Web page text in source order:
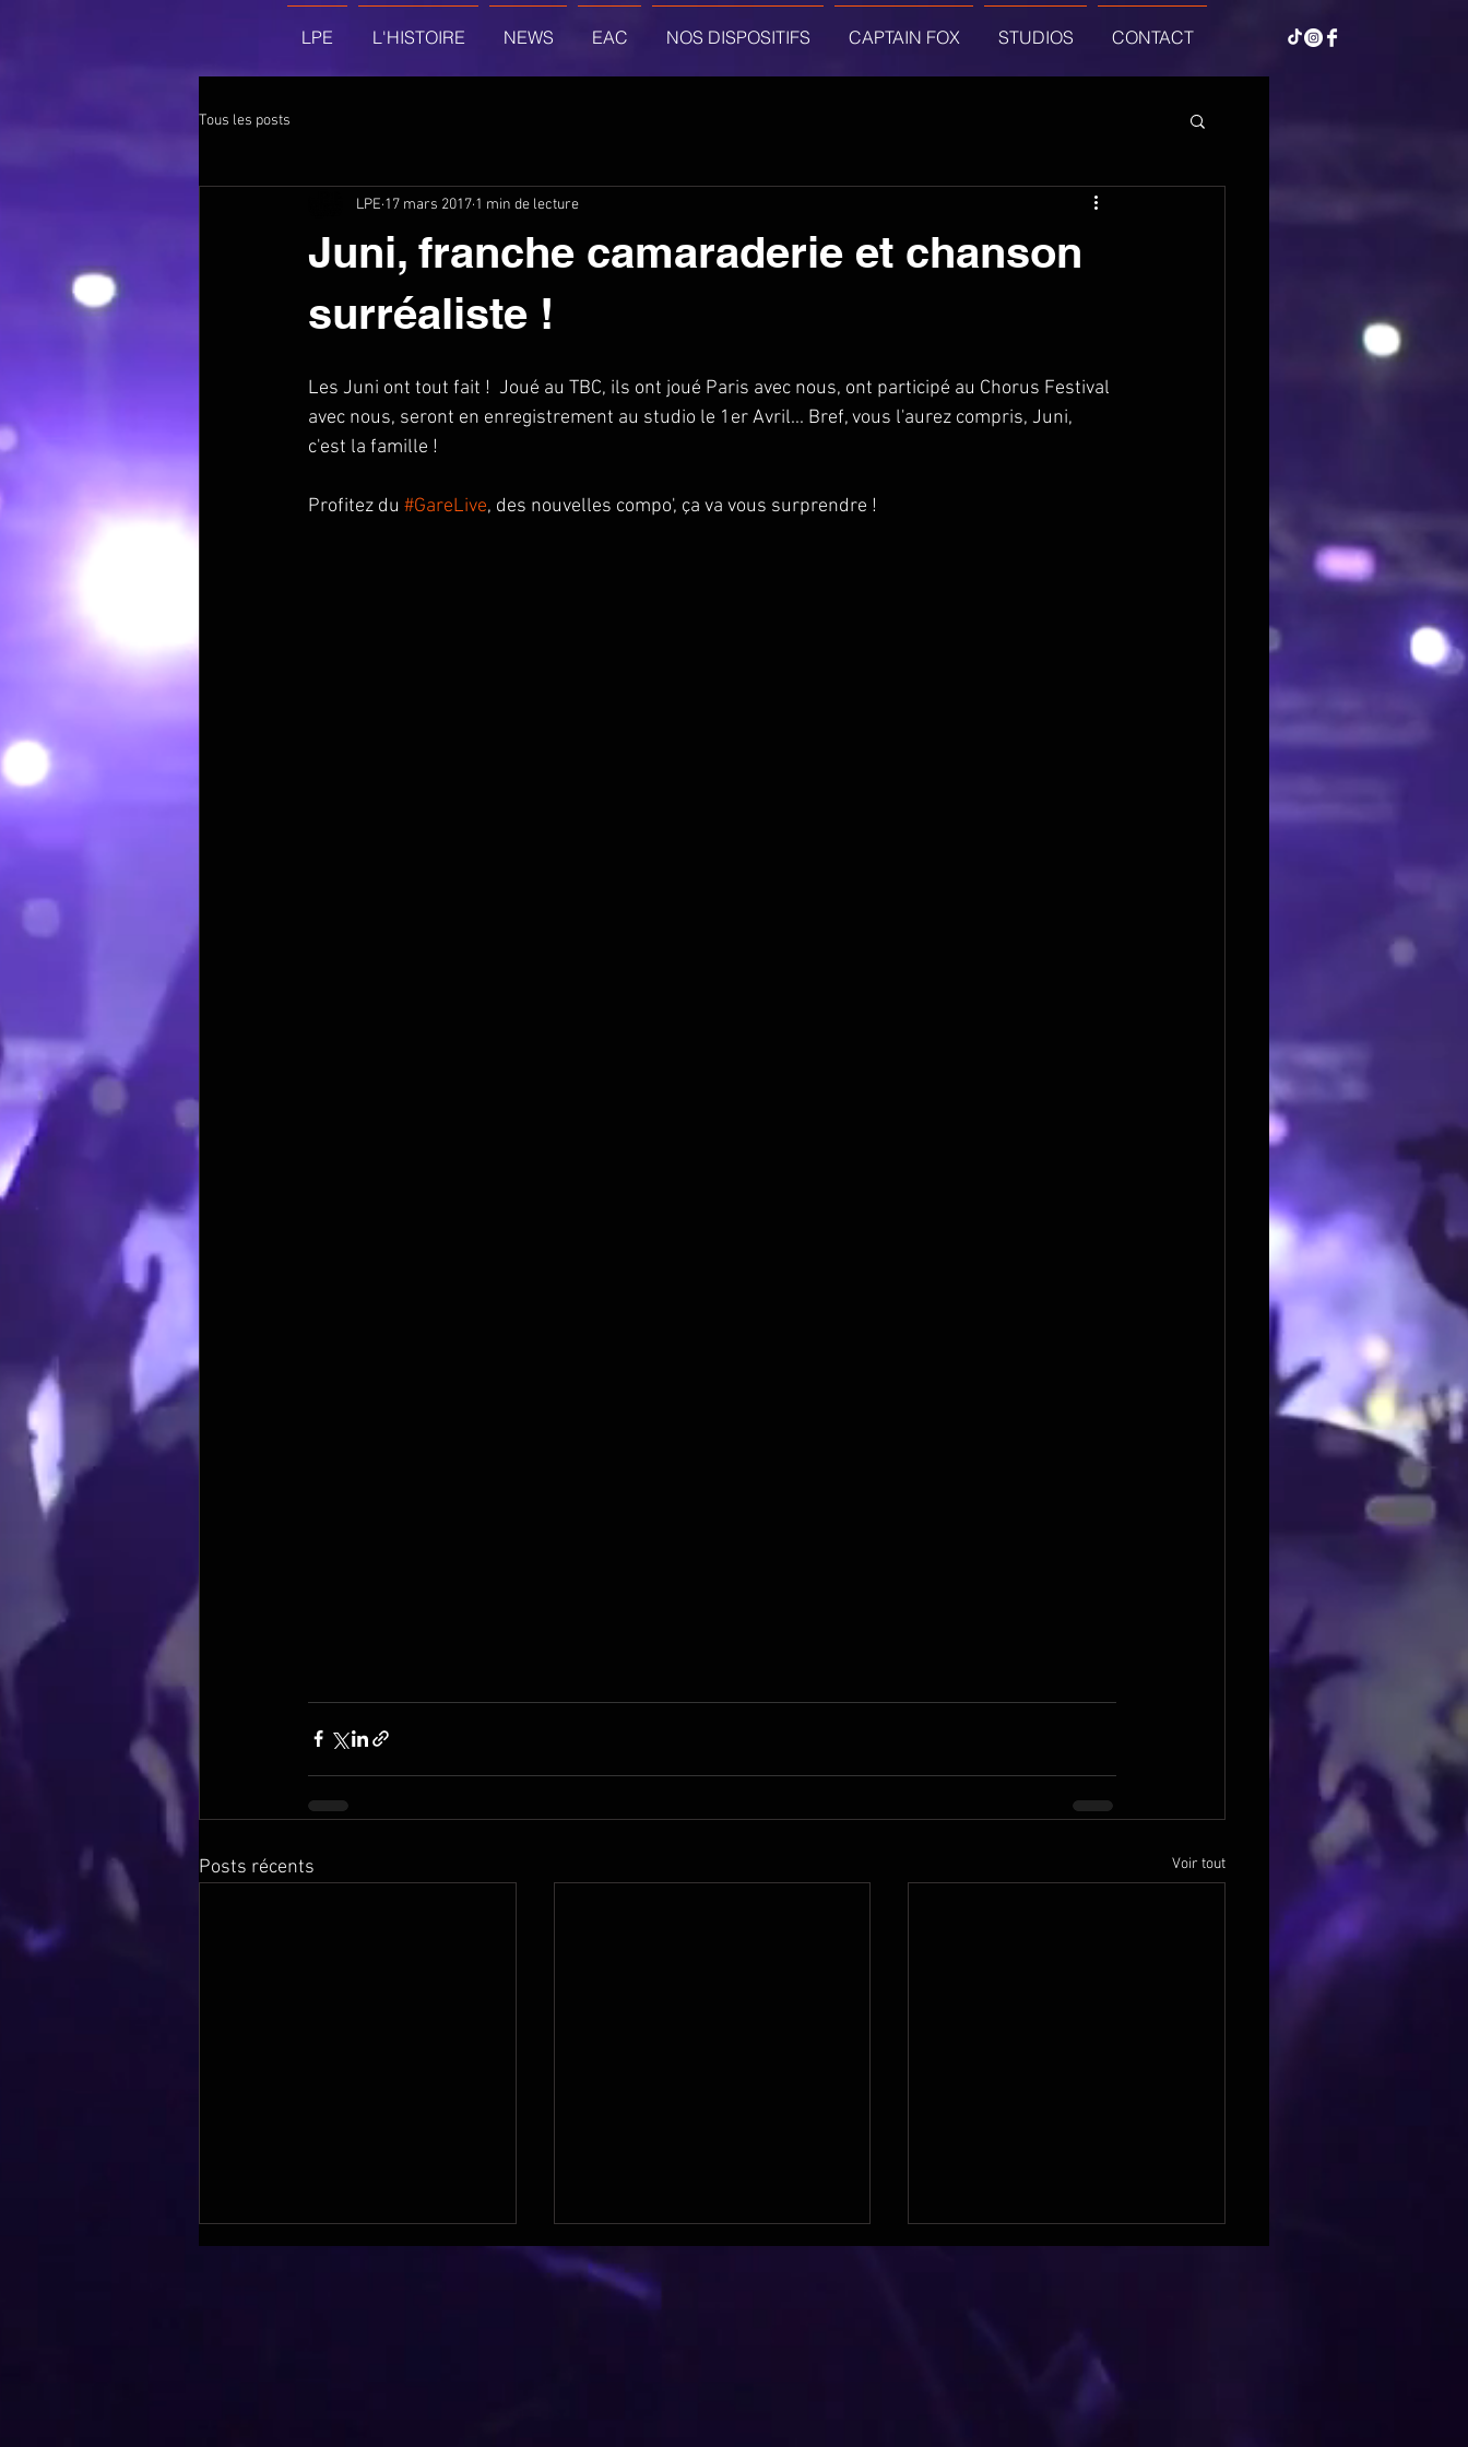
LPE L'HISTOIRE NEWS EAC NOS DISPOSITIFS CAPTAIN FOX STUDIOS CONTACT
Tous les posts
Juni, franche camaraderie et chanson
surréaliste !
LPE 17 mars 2017 1 min de lecture
Les Juni ont tout fait !  Joué au TBC, ils ont joué Paris avec nous, ont participé au Chorus Festival
avec nous, seront en enregistrement au studio le 1er Avril... Bref, vous l'aurez compris, Juni,
c'est la famille !
Profitez du #GareLive, des nouvelles compo', ça va vous surprendre !
Posts récents Voir tout